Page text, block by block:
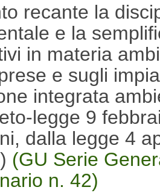
recante la
e la
in materia
e sugli
integrata
legge 9
dalla legge 4
(GU Serie
n. 42)